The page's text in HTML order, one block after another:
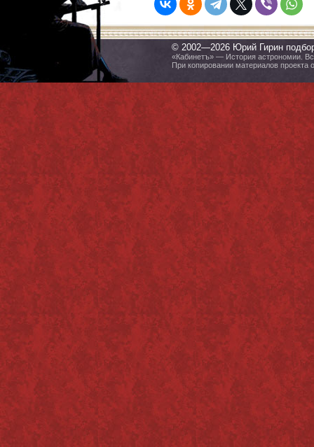
© 2002—2026 Юрий Гирин
«Кабинетъ» — История астрономии.
При копировании материалов проекта